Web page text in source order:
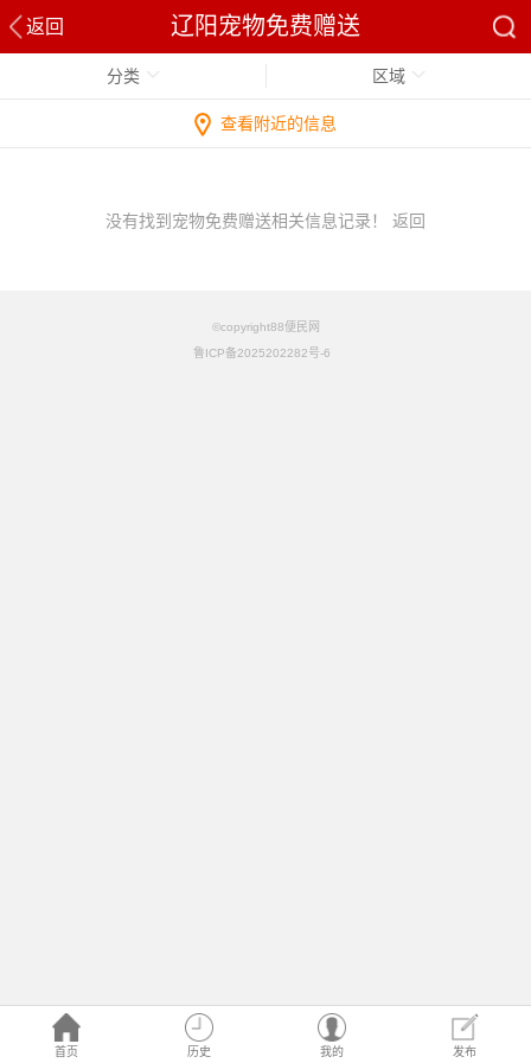
返回 辽阳宠物免费赠送
首页 历史 我的 发布
分类 区域
查看附近的信息
没有找到宠物免费赠送相关信息记录！ 返回
©copyright88便民网
鲁ICP备2025202282号-6